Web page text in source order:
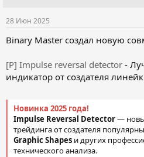
28 Июн 2025
Binary Master создал новую
[Р] Impulse reversal detector -
индикатор от создателя
Новинка 2025 года!
Impulse Reversal Detector—
трейдинга от создателя
Graphic Shapes и других
технического анализа.